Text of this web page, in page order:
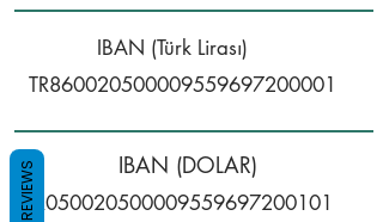
IBAN (Türk Lirası)
TR860020500009559697200001
IBAN (DOLAR)
TR050020500009559697200101
REVIEWS